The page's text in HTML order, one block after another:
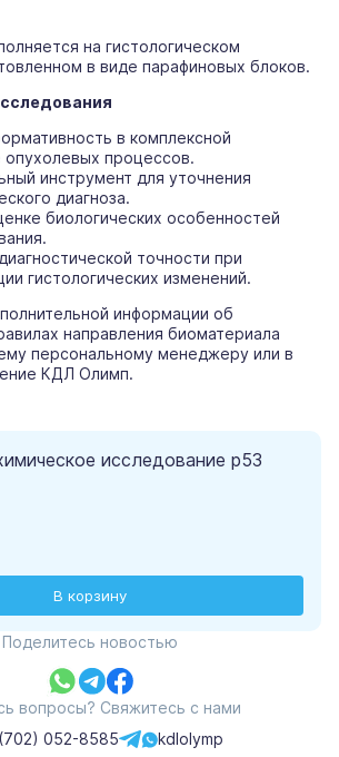
на гистологическом
в виде парафиновых блоков.
в комплексной
опухолевых процессов.
инструмент для уточнения
диагноза.
биологических особенностей
точности при
гистологических изменений.
информации об
направления биоматериала
персональному менеджеру или в
КДЛ Олимп.
исследование p53
В корзину
Поделитесь новостью
вопросы? Свяжитесь с нами
052-8585
kdlolymp